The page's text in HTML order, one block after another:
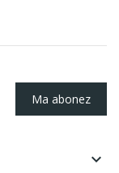
Ma abonez
